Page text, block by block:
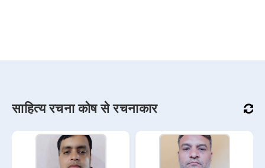
साहित्य रचना कोष से रचनाकार